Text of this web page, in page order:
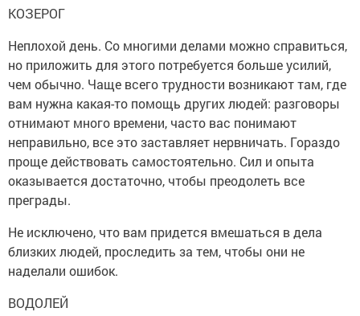
КОЗЕРОГ
Неплохой день. Со многими делами можно справиться,
но приложить для этого потребуется больше усилий,
чем обычно. Чаще всего трудности возникают там, где
вам нужна какая-то помощь других людей: разговоры
отнимают много времени, часто вас понимают
неправильно, все это заставляет нервничать. Гораздо
проще действовать самостоятельно. Сил и опыта
оказывается достаточно, чтобы преодолеть все
преграды.
Не исключено, что вам придется вмешаться в дела
близких людей, проследить за тем, чтобы они не
наделали ошибок.
ВОДОЛЕЙ